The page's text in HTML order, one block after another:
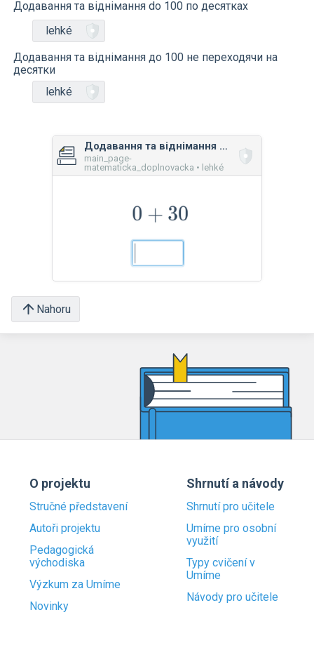
Додавання та віднімання do 100 по десятках
lehké
Додавання та віднімання до 100 не переходячи на
десятки
lehké
Додавання та віднімання do 100 по десятках
main_page-
matematicka_doplnovacka • lehké
Nahoru
O projektu
Stručné představení
Autoři projektu
Pedagogická
východiska
Výzkum za Umíme
Novinky
Shrnutí a návody
Shrnutí pro učitele
Umíme pro osobní
využití
Typy cvičení v
Umíme
Návody pro učitele